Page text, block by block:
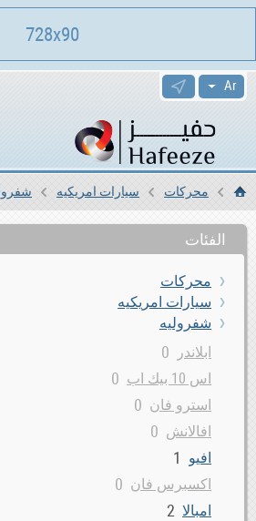
الرئيسيةمحركات سيارات امريكيه
الفئات
محركات
سيارات امريكيه
شفروليه
ابلاندر
0
اس 10 بيك اب 0
استرو فان 0
افالانش 0
افيو 1
اكسبرس فان 0
امبالا 2
728x90